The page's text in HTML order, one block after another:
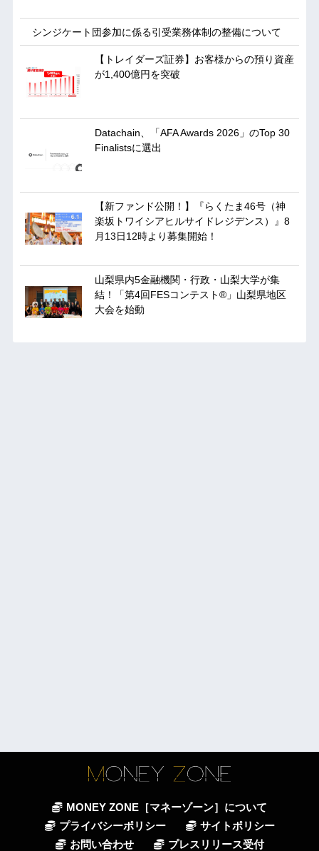
シンジケート団参加に係る引受業務体制の整備について
【トレイダーズ証券】お客様からの預り資産
が1,400億円を突破
Datachain、「AFA Awards 2026」のTop 30
Finalistsに選出
【新ファンド公開！】『らくたま46号（神
楽坂トワイシアヒルサイドレジデンス）』8
月13日12時より募集開始！
山梨県内5金融機関・行政・山梨大学が集
結！「第4回FESコンテスト®」山梨県地区
大会を始動
MONEY ZONE［マネーゾーン］について
プライバシーポリシー
サイトポリシー
お問い合わせ
プレスリリース受付